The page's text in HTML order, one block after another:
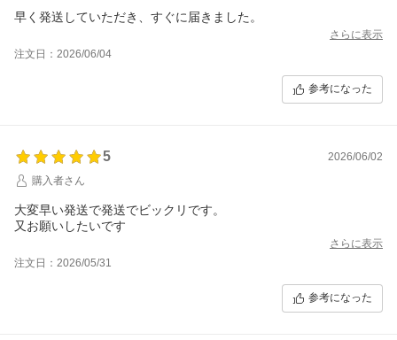
早く発送していただき、すぐに届きました。
さらに表示
注文日：2026/06/04
参考になった
5
2026/06/02
購入者さん
大変早い発送で発送でビックリです。
又お願いしたいです
さらに表示
注文日：2026/05/31
参考になった